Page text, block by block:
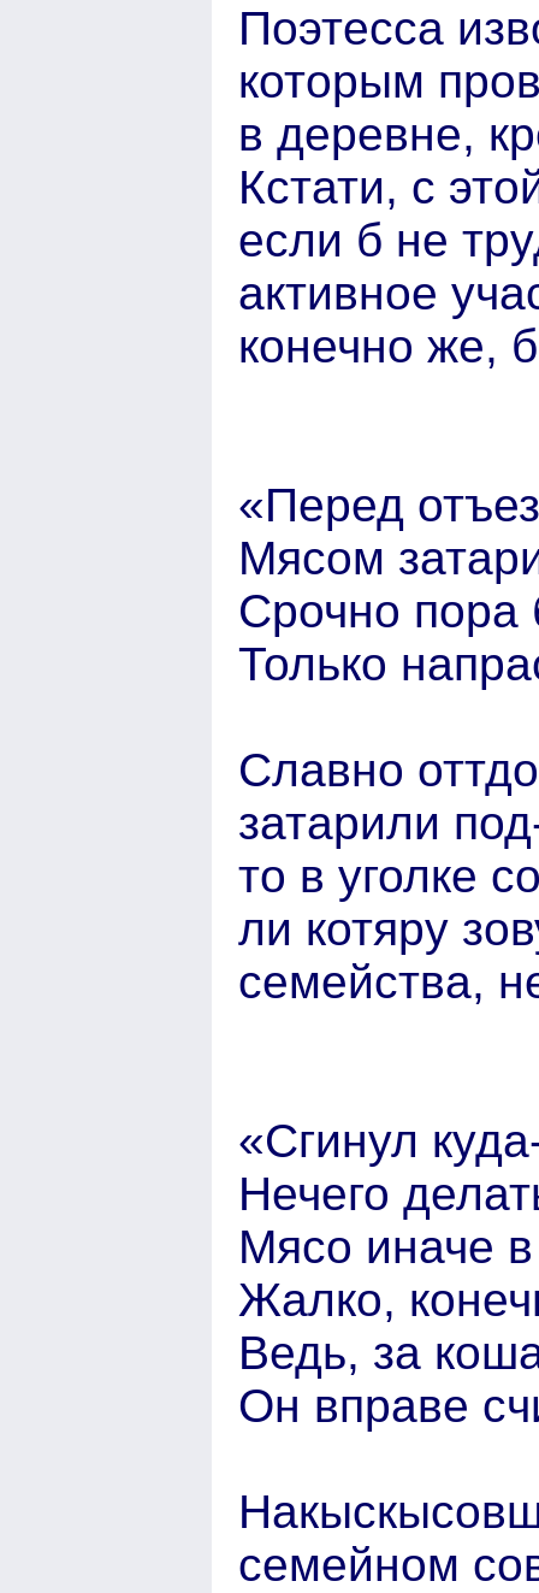
Поэтесса
которым
в деревне,
Кстати, с
если б не
активное
конечно же,
«Перед
Мясом
Срочно пора
Только
Славно
затарили
то в уголке
ли котяру
семейства,
«Сгинул
Нечего
Мясо иначе
Жалко,
Ведь, за
Он вправе
семейном